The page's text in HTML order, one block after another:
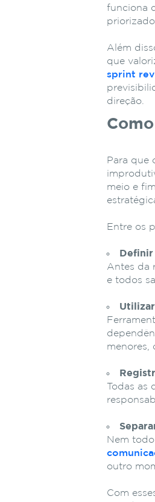
funciona
Além
que
sprint
direção.
Para que
meio e
Entre os
Antes da
e todos
menores,
Todas
Nem
outro
Com